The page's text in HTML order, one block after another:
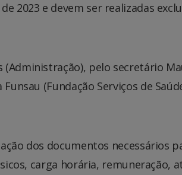
2023 e devem ser realizadas
(Administração), pelo secretário
(Fundação Serviços de
dos documentos necessários
carga horária, remuneração,